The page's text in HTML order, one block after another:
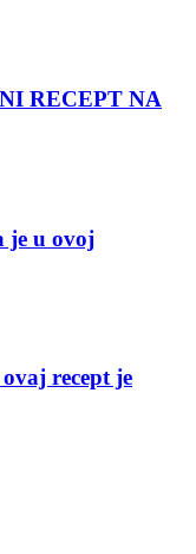
RECEPT NA
je u ovoj
recept je